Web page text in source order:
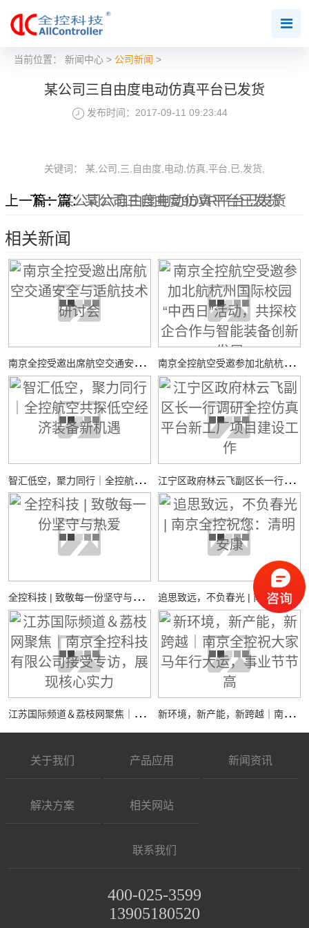
当前位置： 新闻中心> 公司新闻 >
某公司三自由度电动仿真平台已发货
发布时间：2017-09-11 09:23:44
关键词： 某,公司,三,自由度,电动,仿真,平台,已,发货,
上一篇：某公司六自由度电动仿真平台已发货
下一篇：某公司三自由度9DVR平台已发货
相关新闻
南
京全控受邀出席航空交通安全与适航技术研讨会 南
京全控航空受邀参加北航杭州国际校园“中西日”活动，共探校企合作与智能装备创新发展
智
汇低空，聚力同行｜全控航空共探低空经济装备新机遇 江
宁区政府林云飞副区长一行调研全控仿真平台新工厂项目建设工作
全
控科技 | 致敬每一份坚守与热爱 追
思致远，不负春光 | 南京全控祝您：清明安康
江
苏国际频道＆荔枝网聚焦｜南京全控科技有限公司接受专访，展现核心实力 新
环境，新产能，新跨越｜南京全控祝大家马年行大运，事业节节高
关于我们 产品应用 新闻资讯
解决方案 相关网站
联系我们
400-025-3599
13905180520